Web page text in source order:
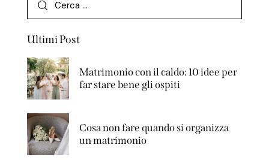
Ultimi Post
Matrimonio con il caldo: 10 idee per
far stare bene gli ospiti
Cosa non fare quando si organizza
un matrimonio